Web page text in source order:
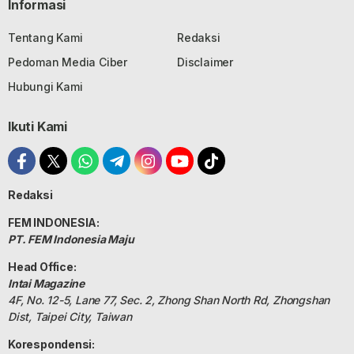
Informasi
Tentang Kami
Redaksi
Pedoman Media Ciber
Disclaimer
Hubungi Kami
Ikuti Kami
Redaksi
FEM INDONESIA:
PT. FEM Indonesia Maju
Head Office:
Intai Magazine
4F, No. 12-5, Lane 77, Sec. 2, Zhong Shan North Rd, Zhongshan
Dist, Taipei City, Taiwan
Korespondensi: